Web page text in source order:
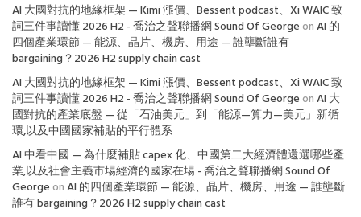
AI 大國對抗的地緣框架 — Kimi 漲價、Bessent podcast、Xi WAIC 致
詞三件事讀懂 2026 H2 - 喬治之聲聯播網 Sound Of GeorgeonAI 的
四個產業環節 — 能源、晶片、機房、用途 — 誰壟斷誰有
bargaining？2026 H2 supply chain cast
AI 大國對抗的地緣框架 — Kimi 漲價、Bessent podcast、Xi WAIC 致
詞三件事讀懂 2026 H2 - 喬治之聲聯播網 Sound Of GeorgeonAI 大
國對抗的產業底盤 — 從「石油美元」到「能源—算力—美元」新循
環,以及中國國家補貼的平行體系
AI 中看中國 — 為什麼補貼 capex 化、中國第二大經濟體還選哪些產
業,以及社會主義市場經濟的國家在場 - 喬治之聲聯播網 Sound Of
GeorgeonAI 的四個產業環節 — 能源、晶片、機房、用途 — 誰壟斷
誰有 bargaining？2026 H2 supply chain cast